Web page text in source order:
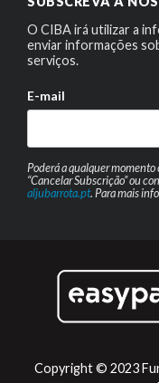
O CIBA irá utilizar a
enviar informações
serviços.
E-mail
Poderá a qualquer
“Cancelar Subscrição” ou
aljubarrota.pt. Para mais
Copyright © 2023